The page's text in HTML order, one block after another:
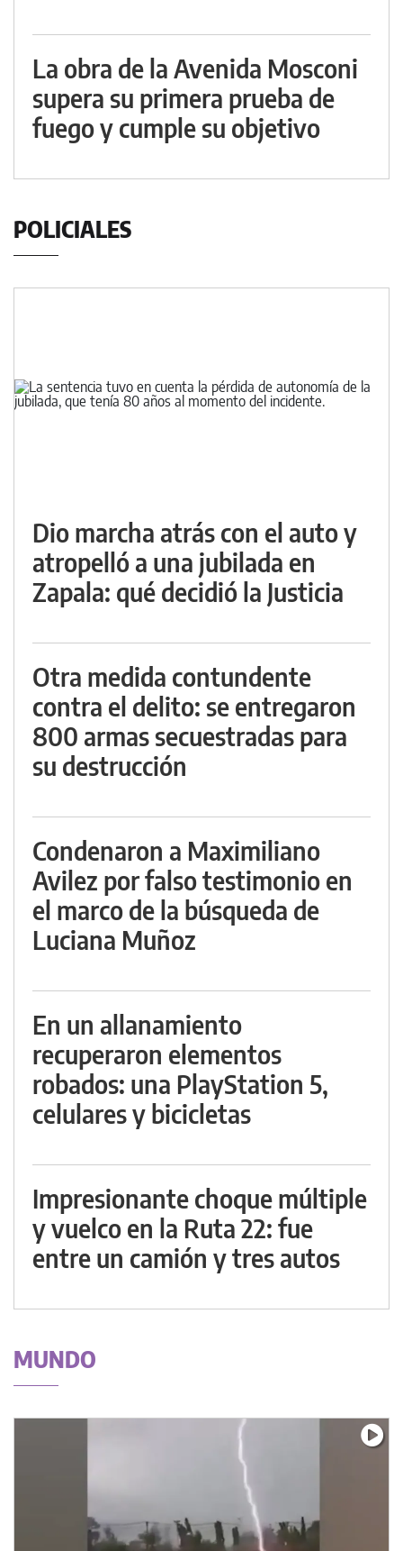
La obra de la Avenida Mosconi
supera su primera prueba de
fuego y cumple su objetivo
POLICIALES
Dio marcha atrás con el auto y
atropelló a una jubilada en
Zapala: qué decidió la Justicia
Otra medida contundente
contra el delito: se entregaron
800 armas secuestradas para
su destrucción
Condenaron a Maximiliano
Avilez por falso testimonio en
el marco de la búsqueda de
Luciana Muñoz
En un allanamiento
recuperaron elementos
robados: una PlayStation 5,
celulares y bicicletas
Impresionante choque múltiple
y vuelco en la Ruta 22: fue
entre un camión y tres autos
MUNDO